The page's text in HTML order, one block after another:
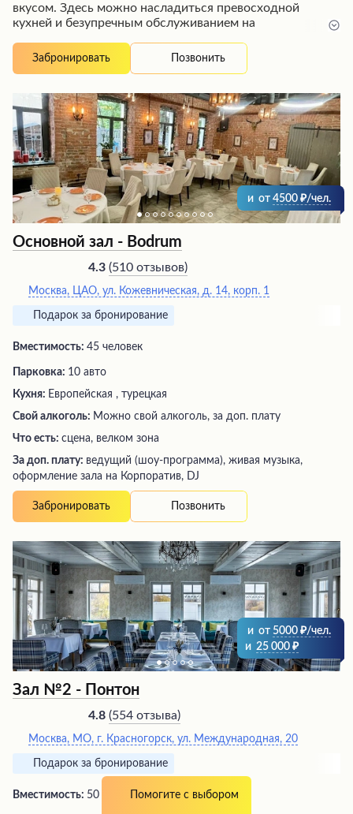
вкусом. Здесь можно насладиться превосходной
кухней и безупречным обслуживанием на
оперативно реагируют на любые запросы и создают
атмосферу гостеприимства. Залы идеально подходят
корпоративные вечера или семейные торжества.
Окунитесь в мир роскоши и элегантности в одном из
лучших заведений города.
Забронировать Позвонить
и от 4500 /чел.
Основной зал - Bodrum
4.3 (510 отзывов)
Москва, ЦАО, ул. Кожевническая, д. 14, корп. 1
Подарок за бронирование
Вместимость: 45 человек
Парковка: 10 авто
Кухня: Европейская , турецкая
Свой алкоголь: Можно свой алкоголь, за доп. плату
Что есть: сцена, велком зона
За доп. плату: ведущий (шоу-программа), живая музыка,
оформление зала на Корпоратив, DJ
Забронировать Позвонить
и от 5000
/чел.
и 25 000
Зал №2 - Понтон
4.8 (554 отзыва)
Москва, МО, г. Красногорск, ул. Международная, 20
Подарок за бронирование
Вместимость: 50 человекПомогите с выбором